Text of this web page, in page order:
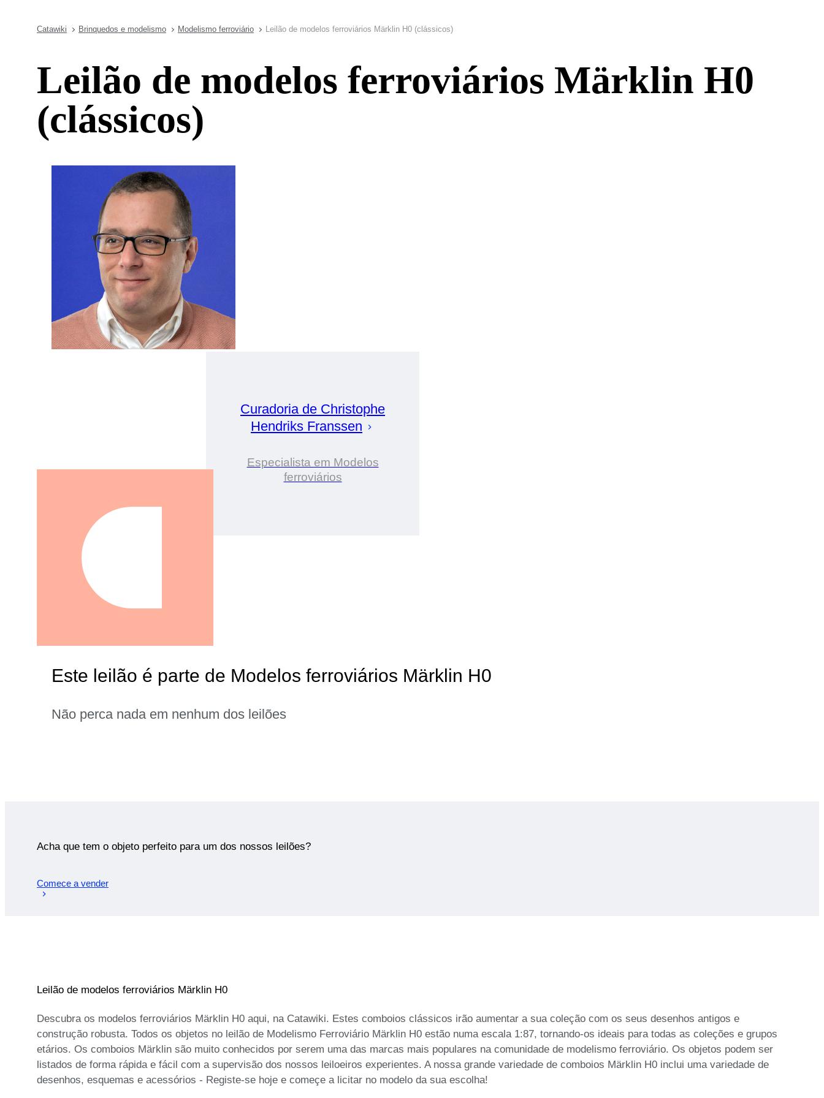
Catawiki Brinquedos e modelismo Modelismo ferroviário Leilão de modelos ferroviários Märklin H0 (clássicos)
Leilão de modelos ferroviários Märklin H0
(clássicos)
Curadoria de Christophe
Hendriks Franssen
Especialista em Modelos
ferroviários
Este leilão é parte de Modelos ferroviários Märklin H0
Não perca nada em nenhum dos leilões
Acha que tem o objeto perfeito para um dos nossos leilões?
Comece a vender
Leilão de modelos ferroviários Märklin H0
Descubra os modelos ferroviários Märklin H0 aqui, na Catawiki. Estes comboios clássicos irão aumentar a sua coleção com os seus desenhos antigos e
construção robusta. Todos os objetos no leilão de Modelismo Ferroviário Märklin H0 estão numa escala 1:87, tornando-os ideais para todas as coleções e grupos
etários. Os comboios Märklin são muito conhecidos por serem uma das marcas mais populares na comunidade de modelismo ferroviário. Os objetos podem ser
listados de forma rápida e fácil com a supervisão dos nossos leiloeiros experientes. A nossa grande variedade de comboios Märklin H0 inclui uma variedade de
desenhos, esquemas e acessórios - Registe-se hoje e começe a licitar no modelo da sua escolha!